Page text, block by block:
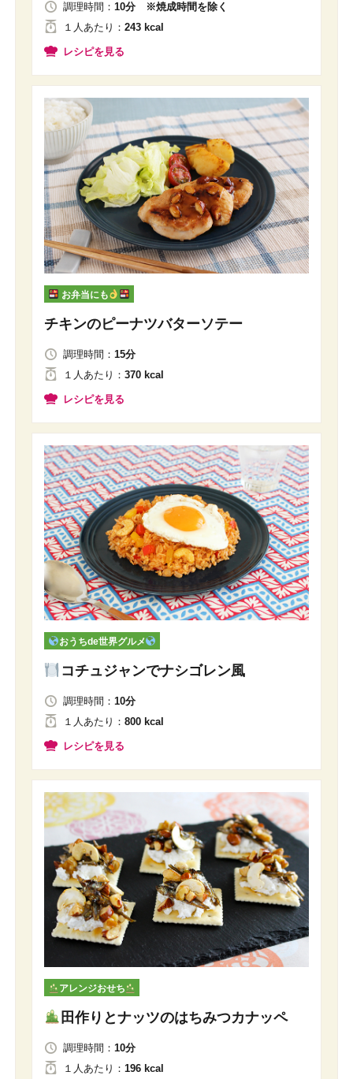
調理時間： 10分 ※焼成時間を除く
１人あたり ： 243 kcal
レシピを見る
お弁当にも
チキンのピーナツバターソテー
調理時間： 15分
１人 あたり ： 370 kcal
レシピを見る
おうちde世界グルメ
コチュジャンでナシゴレン風
調理時間： 10分
１人 あたり ： 800 kcal
レシピを見る
アレンジおせち
田作りとナッツのはちみつカナッペ
調理時間： 10分
１人あたり ： 196 kcal